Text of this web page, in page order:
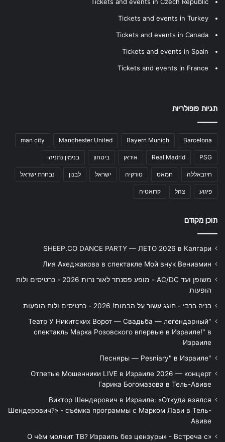
Tickets and events in Turkey
Tickets and events in Canada
Tickets and events in Spain
Tickets and events in France
תגיות פופולריות
Barcelona
Bayern Munich
Manchester United
man city
PSG
Real Madrid איראן ביטחון בנימין נתניהו
חיזבאללה חמאס טורקיה ישראל לבנון נבחרת ישראל
פיגוע צהל קרואטיה
תוכן מקודם
SHEEP.CO DANCE PARTY — ЛЕТО 2026 в Калгари
Лия Ахеджакова в спектакле Мой внук Вениамин
משופן ועד AC/DC - מופע פסנתר לאור נרות 2026 - כרטיסים ולוח
הופעות
בניה ברבי - חוגג עשור על הבמות! 2026 - כרטיסים ולוח הופעות
"Театр У Никитских Ворот — Свадьба — легендарный
спектакль Марка Розовского впервые в Израиле!" в
Израиле
"Песняры — Pesniary" в Израиле
Отпетые Мошенники LIVE в Израиле 2026 — концерт
Гарика Богомазова в Тель-Авиве
Виктор Шендерович в Израиле: «Откуда взялся
Шендерович?» - съёмка программы с Марком Лави в Тель-
Авиве
«О чём молчит ТВ? Израиль без цензуры» - Встреча с